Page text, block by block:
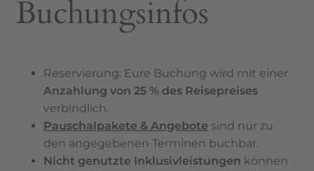
Buchungsinfos
Reservierung: Eure Buchung wird mit einer
Anzahlung von 25 % des Reisepreises
verbindlich.
Pauschalpakete & Angebote sind nur zu
den angegebenen Terminen buchbar.
Nicht genutzte Inklusivleistungen können